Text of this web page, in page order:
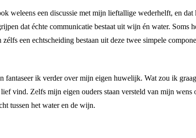
weleens een discussie met mijn lieftallige wederhelft, en
dat échte communicatie bestaat uit wijn én water.
een echtscheiding bestaan uit deze twee simpele
fantaseer ik verder over mijn eigen huwelijk. Wat zou ik
vind. Zelfs mijn eigen ouders staan versteld van mijn
tussen het water en de wijn.